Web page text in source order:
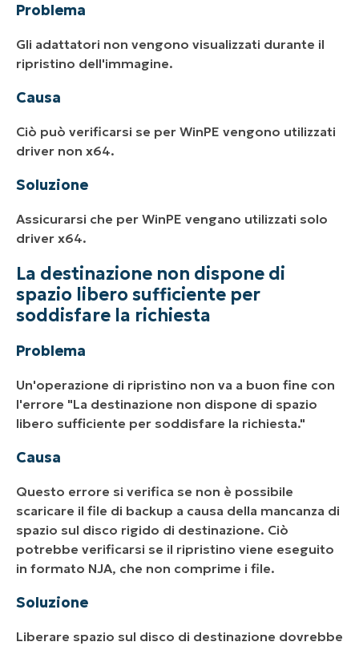
Problema
Gli adattatori non vengono visualizzati durante il
ripristino dell'immagine.
Causa
Ciò può verificarsi se per WinPE vengono utilizzati
driver non x64.
Soluzione
Assicurarsi che per WinPE vengano utilizzati solo
driver x64.
La destinazione non dispone di
spazio libero sufficiente per
soddisfare la richiesta
Problema
Un'operazione di ripristino non va a buon fine con
l'errore "La destinazione non dispone di spazio
libero sufficiente per soddisfare la richiesta."
Causa
Questo errore si verifica se non è possibile
scaricare il file di backup a causa della mancanza di
spazio sul disco rigido di destinazione. Ciò
potrebbe verificarsi se il ripristino viene eseguito
in formato NJA, che non comprime i file.
Soluzione
Liberare spazio sul disco di destinazione dovrebbe